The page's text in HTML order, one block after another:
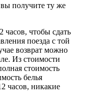
вы получите ту же
часов, чтобы сдать
поезда с той
возврат можно
Из стоимости
стоимость
белья
часов, никакие